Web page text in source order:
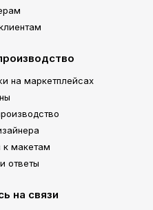
на маркетплейсах
к макетам
ответы
на связи